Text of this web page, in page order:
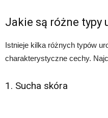
Jakie są różne typy
Istnieje kilka różnych typów
charakterystyczne cechy.
1. Sucha skóra